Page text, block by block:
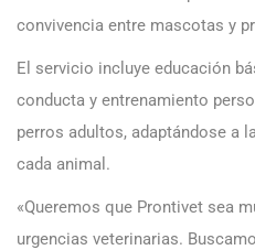
convivencia entre mascotas y
El servicio incluye educación
conducta y entrenamiento
perros adultos, adaptándose a
cada animal.
«Queremos que Prontivet sea
urgencias veterinarias.